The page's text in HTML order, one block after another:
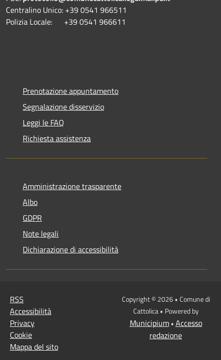
Centralino Unico: +39 0541 966511
Polizia Locale: +39 0541 966611
Prenotazione appuntamento
Segnalazione disservizio
Leggi le FAQ
Richiesta assistenza
Amministrazione trasparente
Albo
GDPR
Note legali
Dichiarazione di accessibilità
RSS
Accessibilità
Privacy
Cookie
Mappa del sito
Copyright © 2026 • Comune di
Cattolica • Powered by
Municipium• Accesso
redazione